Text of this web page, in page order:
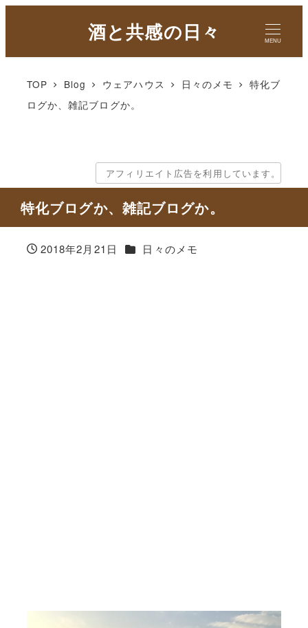
酒と共感の日々 MENU
TOP Blog ウェアハウス 日々のメモ
特化ブ
ログか、雑記ブログか。
アフィリエイト広告を利用しています。
特化ブログか、雑記ブログか。
2018年2月21日 カテゴリー
日々のメモ